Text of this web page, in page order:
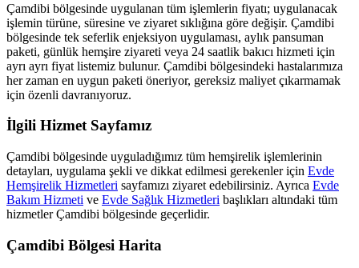
Çamdibi bölgesinde uygulanan tüm işlemlerin fiyatı; uygulanacak
işlemin türüne, süresine ve ziyaret sıklığına göre değişir. Çamdibi
bölgesinde tek seferlik enjeksiyon uygulaması, aylık pansuman
paketi, günlük hemşire ziyareti veya 24 saatlik bakıcı hizmeti için
ayrı ayrı fiyat listemiz bulunur. Çamdibi bölgesindeki hastalarımıza
her zaman en uygun paketi öneriyor, gereksiz maliyet çıkarmamak
için özenli davranıyoruz.
İlgili Hizmet Sayfamız
Çamdibi bölgesinde uyguladığımız tüm hemşirelik işlemlerinin
detayları, uygulama şekli ve dikkat edilmesi gerekenler için Evde
Hemşirelik Hizmetleri sayfamızı ziyaret edebilirsiniz. Ayrıca Evde
Bakım Hizmeti ve Evde Sağlık Hizmetleri başlıkları altındaki tüm
hizmetlerÇamdibi bölgesinde geçerlidir.
Çamdibi Bölgesi Harita